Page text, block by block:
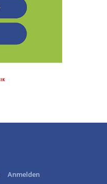
Anmelden